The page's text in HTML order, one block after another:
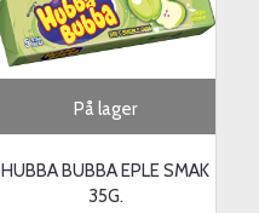
På lager
HUBBA BUBBA EPLE SMAK
35G.